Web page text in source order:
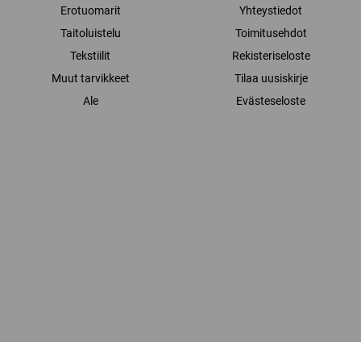
Erotuomarit
Taitoluistelu
Tekstiilit
Muut tarvikkeet
Ale
Yhteystiedot
Toimitusehdot
Rekisteriseloste
Tilaa uusiskirje
Evästeseloste